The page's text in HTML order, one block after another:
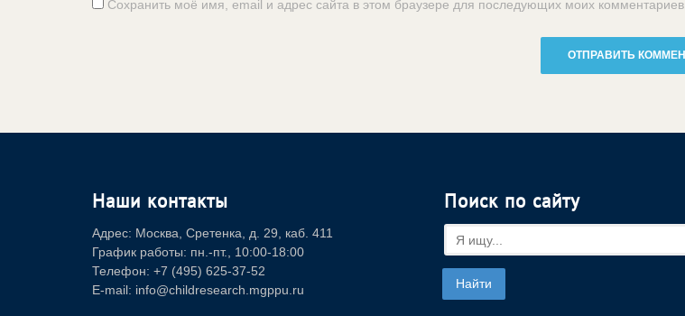
Сохранить моё имя, email и адрес сайта в этом браузере для последующих моих комментариев.
Наши контакты
Адрес: Москва, Сретенка, д. 29, каб. 411
График работы: пн.-пт., 10:00-18:00
Телефон: +7 (495) 625-37-52
E-mail: info@childresearch.mgppu.ru
Поиск по сайту